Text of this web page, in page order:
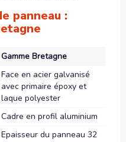
panneau :
Gamme Bretagne
Face en acier galvanisé
avec primaire époxy et
laque polyester
Cadre en profil aluminium
Epaisseur du panneau 32